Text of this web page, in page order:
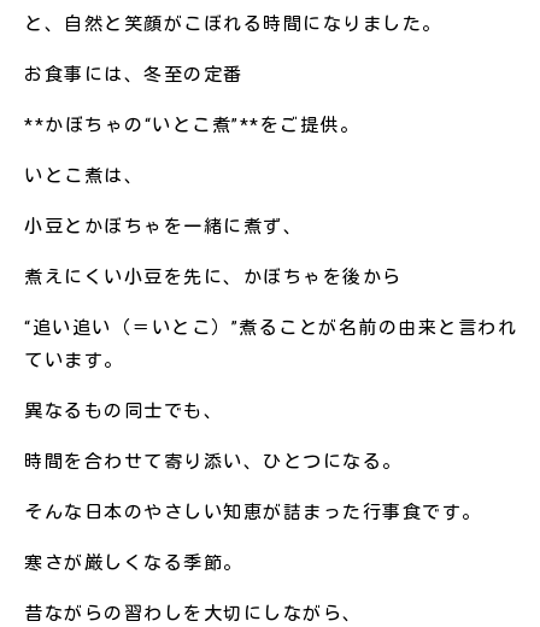
と、自然と笑顔がこぼれる時間になりました。
お食事には、冬至の定番
**かぼちゃの“いとこ煮”**をご提供。
いとこ煮は、
小豆とかぼちゃを一緒に煮ず、
煮えにくい小豆を先に、かぼちゃを後から
“追い追い（＝いとこ）”煮る ことが名前の由来と言われ
ています。
異なるもの同士でも、
時間を合わせて寄り添い、ひとつになる。
そんな日本のやさしい知恵が詰まった行事食です。
寒さが厳しくなる季節。
昔ながらの習わしを大切にしながら、